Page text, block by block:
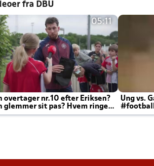
fra DBU
05:11
overtager nr.10 efter Eriksen?
glemmer sit pas? Hvem ringer
altid til efter kampe?
Ung vs.
#football